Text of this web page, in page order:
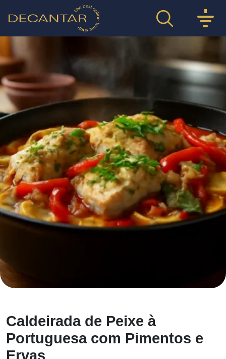
Caldeirada de Peixe à
Portuguesa com Pimentos e
Ervas